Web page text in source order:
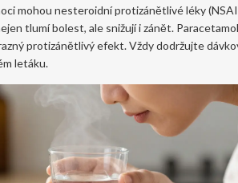
mohou nesteroidní protizánětlivé léky
tlumí bolest, ale snižují i zánět.
protizánětlivý efekt. Vždy dodržujte
letáku.